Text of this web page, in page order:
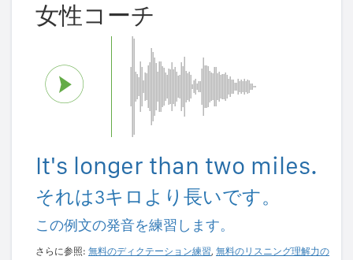
女性コーチ
It's longer than two miles.
それは3キロより長いです。
この例文の発音を練習します。
さらに参照: 無料のディクテーション練習, 無料のリスニング理解力の